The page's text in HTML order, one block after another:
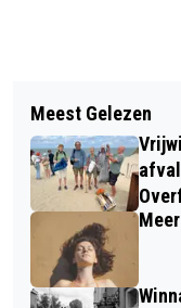
SAMEN
PVDA
MEEST
Meest Gelezen